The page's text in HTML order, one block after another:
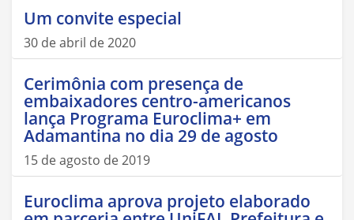
Um convite especial
30 de abril de 2020
Cerimônia com presença de
embaixadores centro-americanos
lança Programa Euroclima+ em
Adamantina no dia 29 de agosto
15 de agosto de 2019
Euroclima aprova projeto elaborado